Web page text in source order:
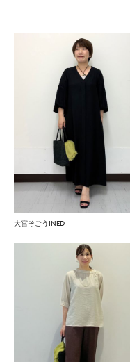
大宮そごうINED